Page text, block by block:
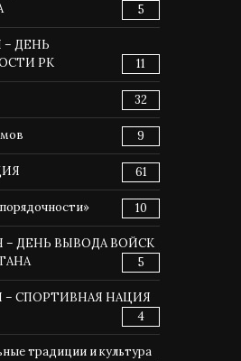
5
– ДЕНЬ
РК
11
32
9
61
10
– ДЕНЬ ВЫВОДА ВОЙСК
5
– СПОРТИВНАЯ НАЦИЯ
4
традиции и культура